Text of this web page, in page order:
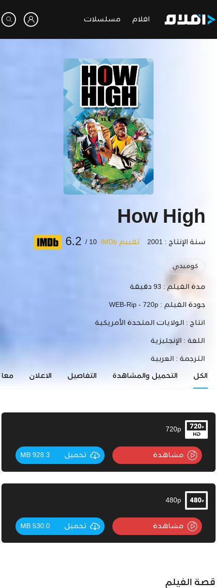
افلام مسلسلات
How High
سنة الإنتاج : 2001 تقييم IMDb 10 /
6.2
كوميدي
مدة الفيلم : 93 دقيقة
جودة الفيلم : WEB-Rip - 720p
انتاج : الولايات المتحدة الأمريكية
اللغة : الإنجليزية
الترجمة : العربية
الكل التحميل والمشاهدة التفاصيل الاعلان
720p
مشاهدة تحميل 928.3 MB
480p
مشاهدة تحميل 530.0 MB
قصة الفيلم